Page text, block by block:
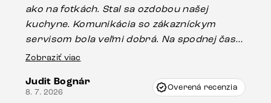
ako na fotkách. Stal sa ozdobou našej
kuchyne. Komunikácia so zákazníckym
servisom bola veľmi dobrá. Na spodnej časti
stola bolo malé poškodenie, pravdepodobne
Vincze pri riešení mojej záležitosti pristúpili
veľmi korektne. Odporúčam produkty Delife
Zobraziť viac
Judit Bognár
8. 7. 2026 Overená recenzia